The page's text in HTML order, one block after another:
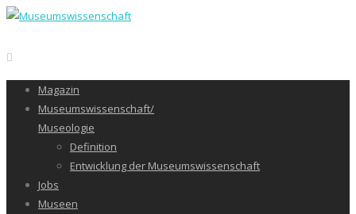
Magazin
Museumswissenschaft/
Museologie
Definition
Entwicklung der Museumswissenschaft
Jobs
Museen